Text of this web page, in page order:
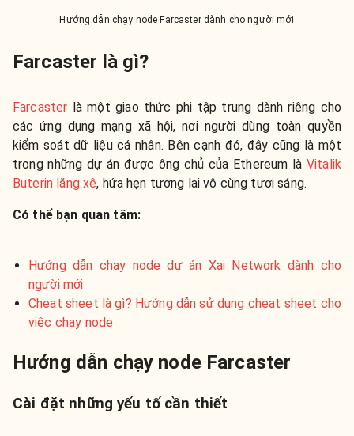
Hướng dẫn chạy node Farcaster dành cho người mới
Farcaster là gì?
Farcaster là một giao thức phi tập trung dành riêng cho
các ứng dụng mạng xã hội, nơi người dùng toàn quyền
kiểm soát dữ liệu cá nhân. Bên cạnh đó, đây cũng là một
trong những dự án được ông chủ của Ethereum là Vitalik
Buterin lăng xê, hứa hẹn tương lai vô cùng tươi sáng.
Có thể bạn quan tâm:
Hướng dẫn chạy node dự án Xai Network dành cho
người mới
Cheat sheet là gì? Hướng dẫn sử dụng cheat sheet cho
việc chạy node
Hướng dẫn chạy node Farcaster
Cài đặt những yếu tố cần thiết